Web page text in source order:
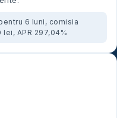
6 luni, comisia
APR 297,04%